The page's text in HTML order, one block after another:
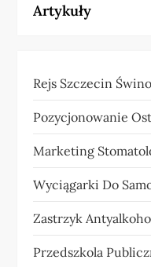
Artykuły
Rejs Szczecin
Pozycjonowanie
Marketing
Wyciągarki Do
Zastrzyk
Przedszkola